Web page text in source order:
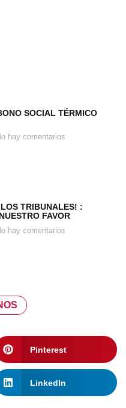
SOCIAL TÉRMICO
hay comentarios
LOS TRIBUNALES! :
FAVOR
hay comentarios
Pinterest
LinkedIn